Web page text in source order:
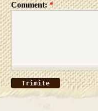
Comment:*